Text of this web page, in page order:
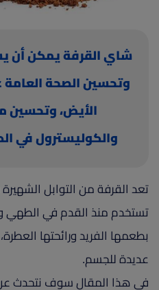
شاي القرفة يمكن أن
وتحسين الصحة
الأيض، وتحسين
والكوليسترول في
تعد القرفة من التوابل
تستخدم منذ القدم في الطهي
بطعمها الفريد ورائحتها
عديدة للجسم.
في هذا المقال سوف نتحدث عن